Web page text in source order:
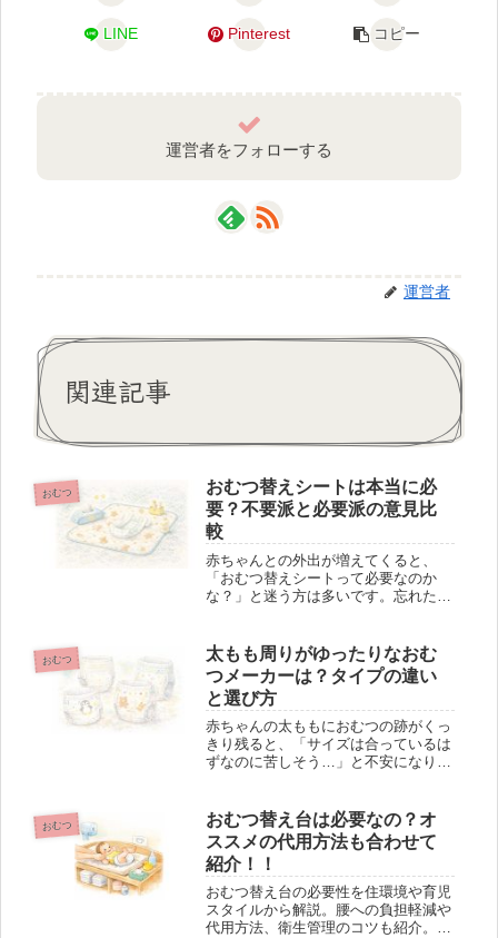
LINE Pinterest コピー
運営者をフォローする
運営者
関連記事
おむつ
おむつ替えシートは本当に必
要？不要派と必要派の意見比
較
赤ちゃんとの外出が増えてくると、
「おむつ替えシートって必要なのか
な？」と迷う方は多いです。忘れたと
増えますよね。結論から言うと、おむ
つ替えシートは「絶対に必須」ではあ
りませ...
おむつ
太もも周りがゆったりなおむ
つメーカーは？タイプの違い
と選び方
赤ちゃんの太ももにおむつの跡がくっ
きり残ると、「サイズは合っているは
ずなのに苦しそう…」と不安になりま
ていても太ももだけ締め付けられやす
いことがあります。一方で「じゃあサ
イ...
おむつ
おむつ替え台は必要なの？オ
ススメの代用方法も合わせて
紹介！！
おむつ替え台の必要性を住環境や育児
スタイルから解説。腰への負担軽減や
代用方法、衛生管理のコツも紹介。最